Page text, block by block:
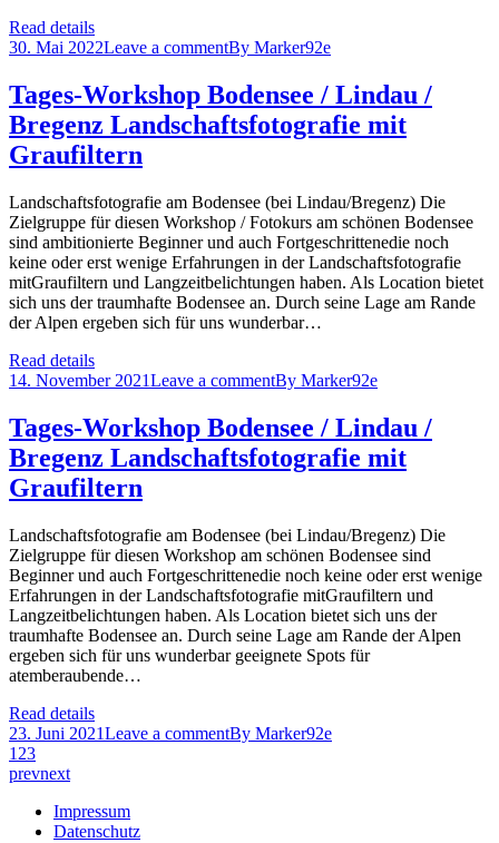
Read details
30. Mai 2022Leave a commentBy Marker92e
Tages-Workshop Bodensee / Lindau /
Bregenz Landschaftsfotografie mit
Graufiltern
Landschaftsfotografie am Bodensee (bei Lindau/Bregenz) Die
Zielgruppe für diesen Workshop / Fotokurs am schönen Bodensee
sind ambitionierte Beginner und auch Fortgeschrittenedie noch
keine oder erst wenige Erfahrungen in der Landschaftsfotografie
mitGraufiltern und Langzeitbelichtungen haben. Als Location bietet
sich uns der traumhafte Bodensee an. Durch seine Lage am Rande
der Alpen ergeben sich für uns wunderbar…
Read details
14. November 2021Leave a commentBy Marker92e
Tages-Workshop Bodensee / Lindau /
Bregenz Landschaftsfotografie mit
Graufiltern
Landschaftsfotografie am Bodensee (bei Lindau/Bregenz) Die
Zielgruppe für diesen Workshop am schönen Bodensee sind
Beginner und auch Fortgeschrittenedie noch keine oder erst wenige
Erfahrungen in der Landschaftsfotografie mitGraufiltern und
Langzeitbelichtungen haben. Als Location bietet sich uns der
traumhafte Bodensee an. Durch seine Lage am Rande der Alpen
ergeben sich für uns wunderbar geeignete Spots für
atemberaubende…
Read details
23. Juni 2021Leave a commentBy Marker92e
1 23
prevnext
Impressum
Datenschutz